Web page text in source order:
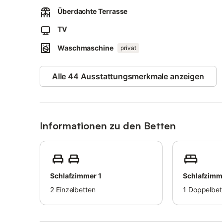
Ein Parkplatz ist vorhanden.
Haustiere sind erlaubt; es fällt eine Gebühr an.
erhältlich.
Eigentümer über die Buchungsplattform vor der
Überdachte Terrasse
TV
Waschmaschine privat
Alle 44 Ausstattungsmerkmale anzeigen
Informationen zu den Betten
Schlafzimmer 1
2 Einzelbetten
1